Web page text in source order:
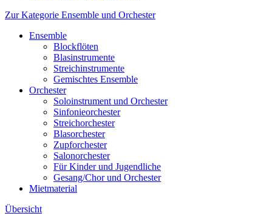
Zur Kategorie Ensemble und Orchester
Ensemble
Blockflöten
Blasinstrumente
Streichinstrumente
Gemischtes Ensemble
Orchester
Soloinstrument und Orchester
Sinfonieorchester
Streichorchester
Blasorchester
Zupforchester
Salonorchester
Für Kinder und Jugendliche
Gesang/Chor und Orchester
Mietmaterial
Übersicht